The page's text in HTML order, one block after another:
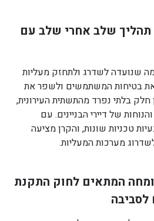
תהליך שלב אחרי שלב עם
שנועדה לשדרג ולתחזק מעליות
את בטיחות המשתמשים ולשפר את
חלק בלתי נפרד מהתשתית העירונית,
של דיירי הבניינים. עם
טכניות שונות, והקרן מציעה
מערכות המעליות.
המתאים לחוק התקנת
לסביבה